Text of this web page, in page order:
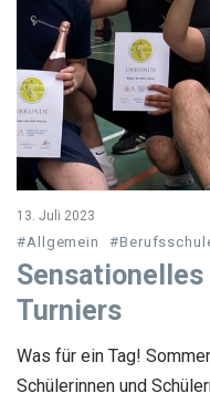
13. Juli 2023
#Allgemein
Turniers
Was für ein Tag!
Schülerinnen und